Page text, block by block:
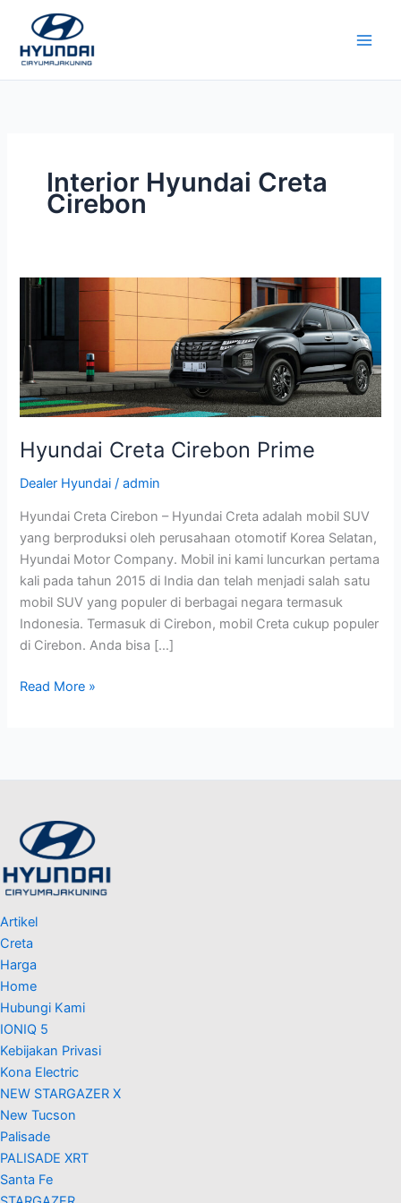
konten
Interior Hyundai Creta
Cirebon
Hyundai Creta Cirebon Prime
Dealer Hyundai /admin
Hyundai Creta Cirebon – Hyundai Creta adalah mobil SUV
yang berproduksi oleh perusahaan otomotif Korea Selatan,
Hyundai Motor Company. Mobil ini kami luncurkan pertama
kali pada tahun 2015 di India dan telah menjadi salah satu
mobil SUV yang populer di berbagai negara termasuk
Indonesia. Termasuk di Cirebon, mobil Creta cukup populer
di Cirebon. Anda bisa […]
Hyundai
Creta
Prime
Read More »
Artikel
Creta
Harga
Home
Hubungi Kami
IONIQ 5
Kebijakan Privasi
Kona Electric
NEW STARGAZER X
New Tucson
Palisade
PALISADE XRT
Santa Fe